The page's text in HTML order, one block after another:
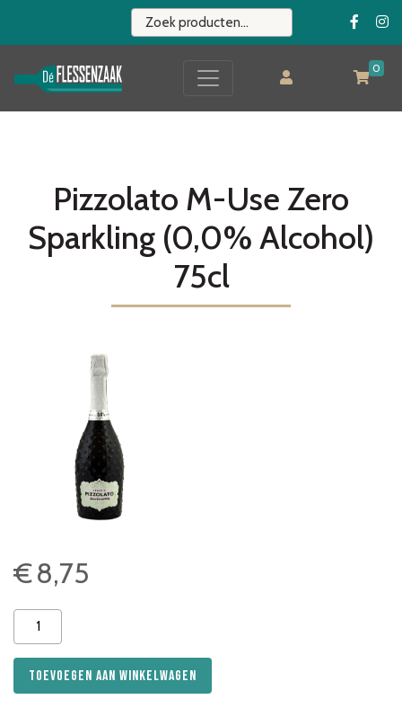
0
Pizzolato M-Use Zero
Sparkling (0,0% Alcohol)
75cl
€8,75
Pizzolato
M-
Use
ZeroToevoegen aan winkelwagen